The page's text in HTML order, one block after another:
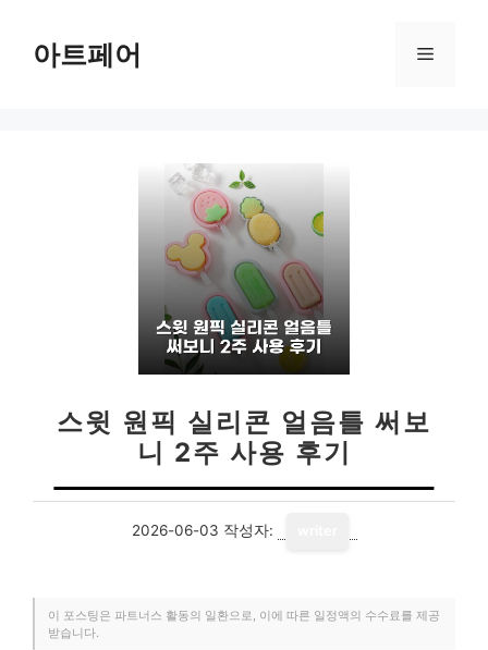
아트페어 메
스윗 원픽 실리콘 얼음틀 써보
니 2주 사용 후기
2026-06-03 작성자:
이 포스팅은 파트너스 활동의 일환으로, 이에 따른 일정액의 수수료를 제공
받습니다.